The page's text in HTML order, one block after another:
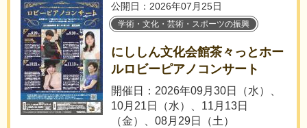
公開日：2026年07月25日
学術・文化・芸術・スポーツの振興
にししん文化会館茶々っとホー
ルロビーピアノコンサート
開催日：2026年09月30日（水）、
10月21日（水）、11月13日
（金）、08月29日（土）